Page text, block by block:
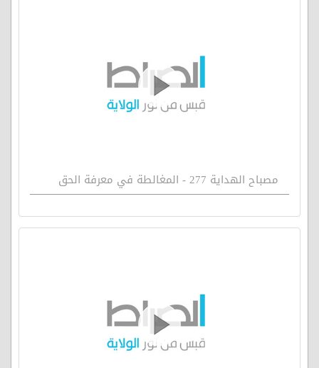
مصباح الهداية 277 - المغالطة في معرفة الحق